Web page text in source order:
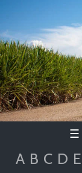
☰
A B C D E